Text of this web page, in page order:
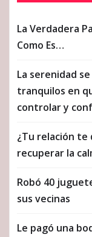
La Verdadera
Como Es…
La serenidad
tranquilos en
controlar y
¿Tu relación te
recuperar la
Robó 40
sus vecinas
Le pagó una